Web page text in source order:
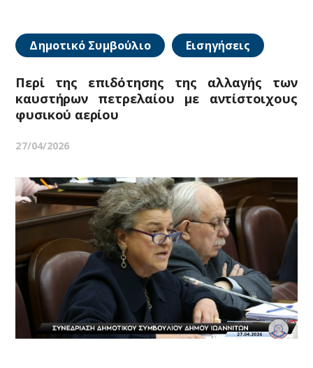
Δημοτικό Συμβούλιο Εισηγήσεις
Περί της επιδότησης της αλλαγής των
καυστήρων πετρελαίου με αντίστοιχους
φυσικού αερίου
27/04/2026